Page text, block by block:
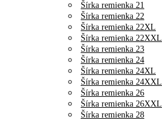
Šírka remienka 21
Šírka remienka 22
Šírka remienka 22XL
Šírka remienka 22XXL
Šírka remienka 23
Šírka remienka 24
Šírka remienka 24XL
Šírka remienka 24XXL
Šírka remienka 26
Šírka remienka 26XXL
Šírka remienka 28